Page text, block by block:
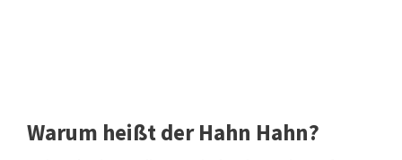
Warum heißt der Hahn Hahn?